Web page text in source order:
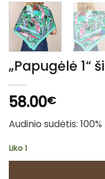
„Papugėlė 1“
58.00€
Audinio sudėtis: 100%
Liko 1